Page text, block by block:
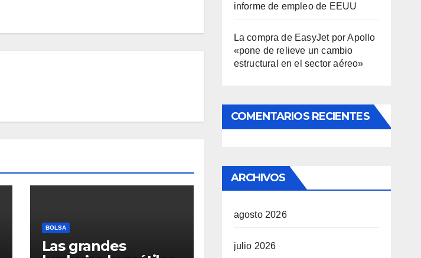
BOLSA
Las grandes
informe de empleo de EEUU
La compra de EasyJet por Apollo
«pone de relieve un cambio
estructural en el sector aéreo»
COMENTARIOS RECIENTES
ARCHIVOS
agosto 2026
julio 2026